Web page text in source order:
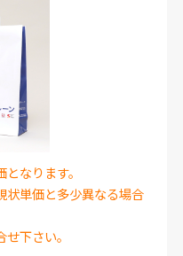
なります。
状単価と多少異なる場合
下さい。